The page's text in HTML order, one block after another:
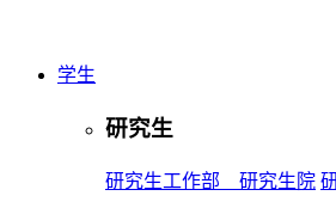
学生
研究生
研究生工作部 研究生院